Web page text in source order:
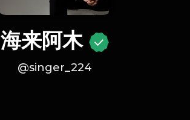
海来阿木
@singer_224